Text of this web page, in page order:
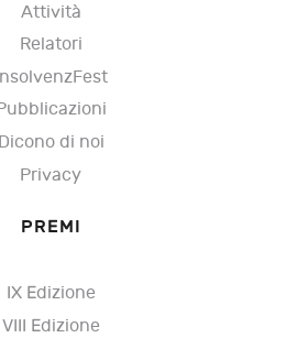
Attività
Relatori
Dicono di noi
Privacy
PREMI
IX Edizione
VIII Edizione